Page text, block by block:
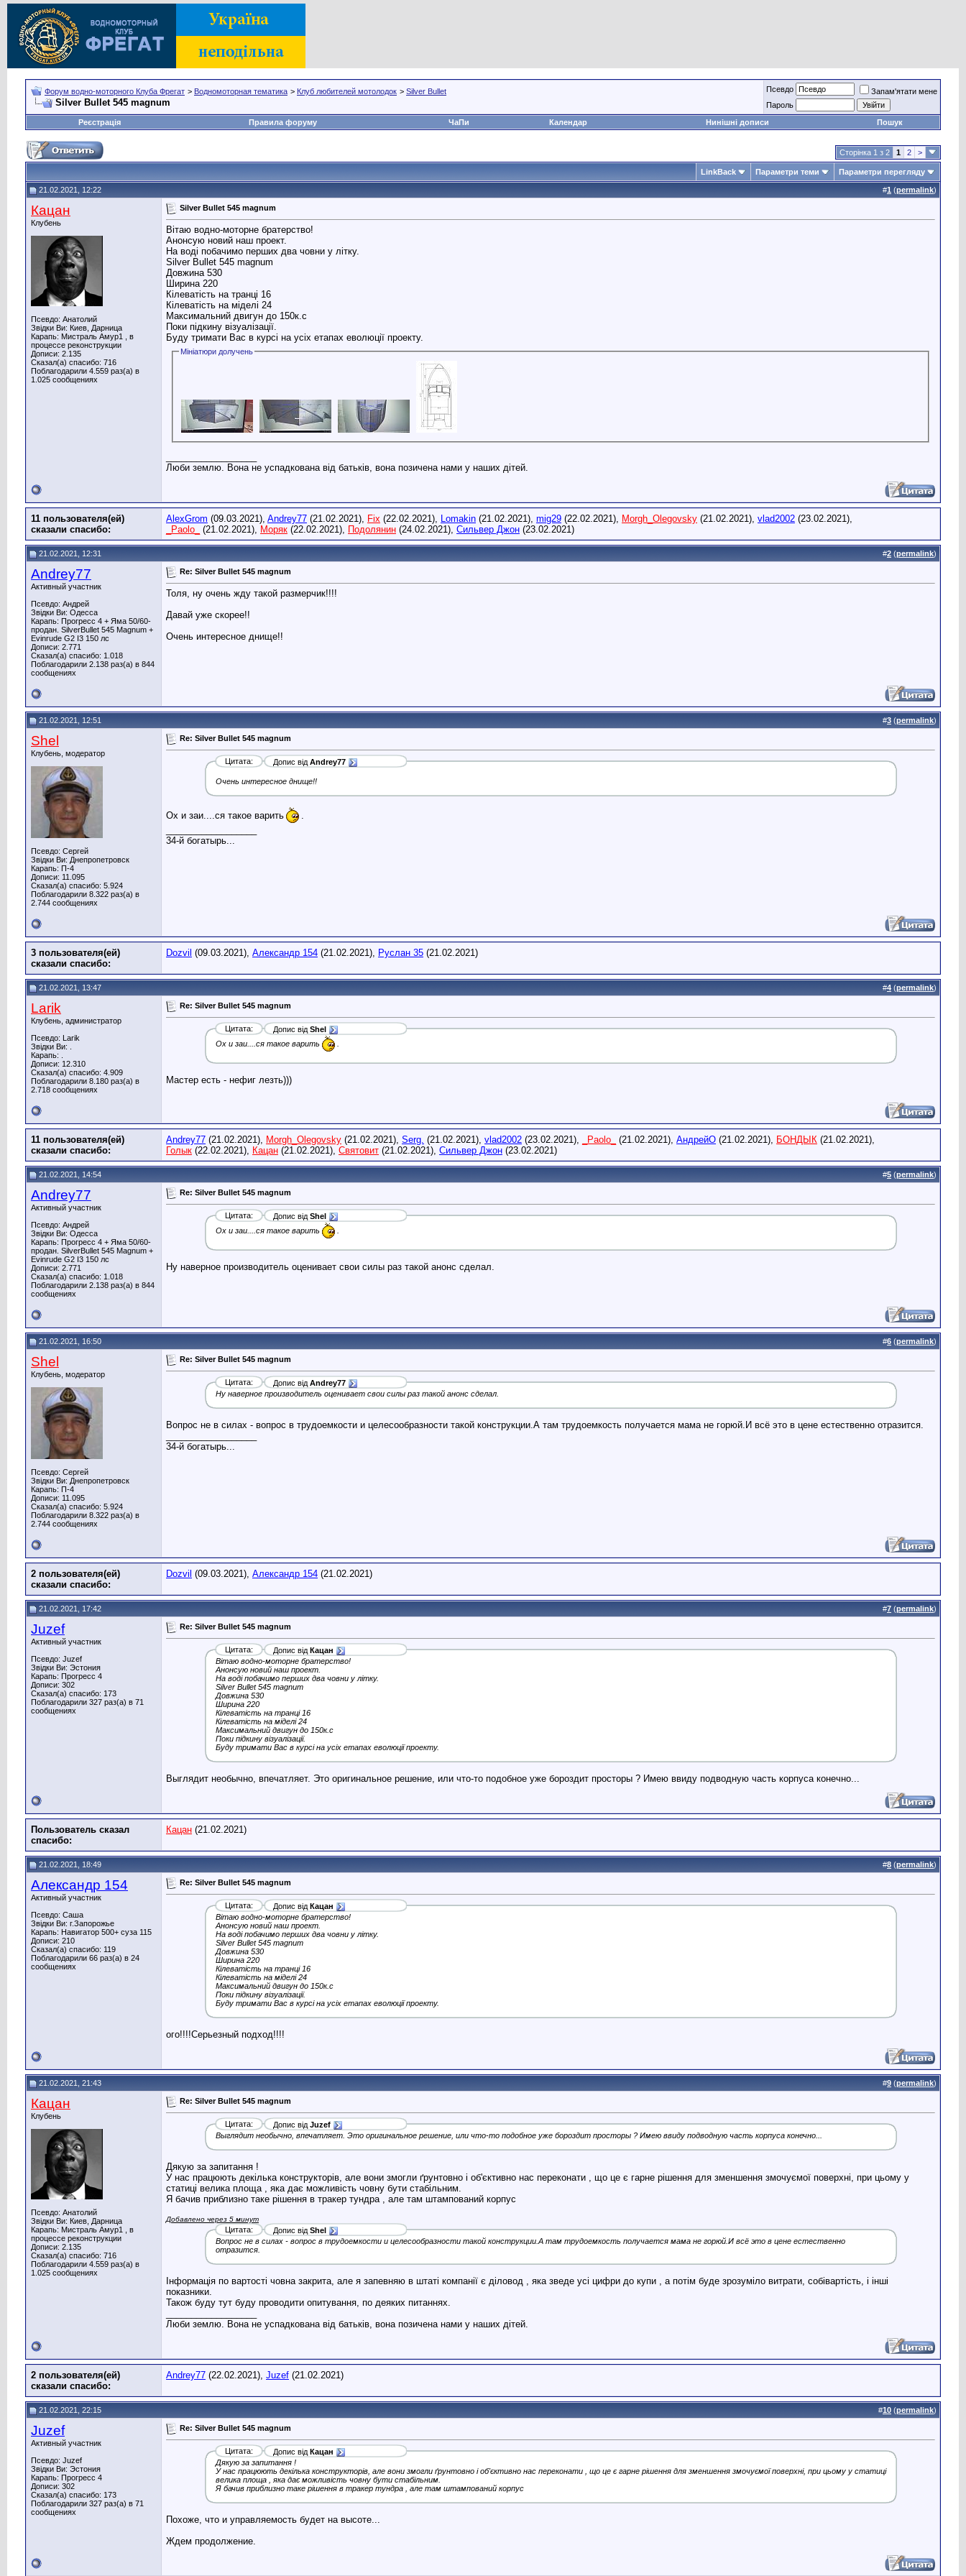
Форум водно-моторного Клуба Фрегат > Водномоторная тематика > Клуб любителей мотолодок > Silver Bullet
Silver Bullet 545 magnum
Псевдо
Запам'ятати мене
Пароль
Реєстрація
Правила форуму ЧаПи Календар Нинішні дописи Пошук
Сторінка 1 з 2 1 2 >
LinkBack Параметри теми Параметри перегляду
21.02.2021, 12:22 #1 (permalink)
Кацан
Клубень
Псевдо: Анатолий
Звідки Ви: Киев, Дарница
Карапь: Мистраль Амур1 , в
процессе реконструкции
Дописи: 2.135
Сказал(а) спасибо: 716
Поблагодарили 4.559 раз(а) в
1.025 сообщениях
Silver Bullet 545 magnum
Вітаю водно-моторне братерство!
Анонсую новий наш проект.
На воді побачимо перших два човни у літку.
Silver Bullet 545 magnum
Довжина 530
Ширина 220
Кілеватість на транці 16
Кілеватість на міделі 24
Максимальний двигун до 150к.с
Поки підкину візуалізації.
Буду тримати Вас в курсі на усіх етапах еволюції проекту.
Мініатюри долучень
Люби землю. Вона не успадкована від батьків, вона позичена нами у наших дітей.
11 пользователя(ей)
сказали cпасибо:
AlexGrom (09.03.2021), Andrey77 (21.02.2021), Fix (22.02.2021), Lomakin (21.02.2021), mig29 (22.02.2021), Morgh_Olegovsky (21.02.2021), vlad2002 (23.02.2021),
_Paolo_
(21.02.2021), Моряк (22.02.2021), Подолянин (24.02.2021), Сильвер Джон (23.02.2021)
21.02.2021, 12:31 #2 (permalink)
Andrey77
Активный участник
Псевдо: Андрей
Звідки Ви: Одесса
Карапь: Прогресс 4 + Яма 50/60-
продан. SilverBullet 545 Magnum +
Evinrude G2 І3 150 лс
Дописи: 2.771
Сказал(а) спасибо: 1.018
Поблагодарили 2.138 раз(а) в 844
сообщениях
Re: Silver Bullet 545 magnum
Толя, ну очень жду такой размерчик!!!!
Давай уже скорее!!
Очень интересное днище!!
21.02.2021, 12:51 #3 (permalink)
Shel
Клубень, модератор
Псевдо: Сергей
Звідки Ви: Днепропетровск
Карапь: П-4
Дописи: 11.095
Сказал(а) спасибо: 5.924
Поблагодарили 8.322 раз(а) в
2.744 сообщениях
Re: Silver Bullet 545 magnum
Цитата: Допис від Andrey77
Очень интересное днище!!
Ох и заи....ся такое варить
34-й богатырь...
3 пользователя(ей)
сказали cпасибо:
Dozvil (09.03.2021), Александр 154 (21.02.2021), Руслан 35 (21.02.2021)
21.02.2021, 13:47 #4 (permalink)
Larik
Клубень, администратор
Псевдо: Larik
Звідки Ви: .
Карапь: .
Дописи: 12.310
Сказал(а) спасибо: 4.909
Поблагодарили 8.180 раз(а) в
2.718 сообщениях
Re: Silver Bullet 545 magnum
Цитата: Допис від Shel
Ох и заи....ся такое варить
Мастер есть - нефиг лезть)))
11 пользователя(ей)
сказали cпасибо:
Andrey77 (21.02.2021), Morgh_Olegovsky (21.02.2021), Serg. (21.02.2021), vlad2002 (23.02.2021), _Paolo_ (21.02.2021), АндрейО (21.02.2021), БОНДЫК (21.02.2021),
Голык (22.02.2021), Кацан (21.02.2021), Святовит (21.02.2021), Сильвер Джон (23.02.2021)
21.02.2021, 14:54 #5 (permalink)
Andrey77
Активный участник
Псевдо: Андрей
Звідки Ви: Одесса
Карапь: Прогресс 4 + Яма 50/60-
продан. SilverBullet 545 Magnum +
Evinrude G2 І3 150 лс
Дописи: 2.771
Сказал(а) спасибо: 1.018
Поблагодарили 2.138 раз(а) в 844
сообщениях
Re: Silver Bullet 545 magnum
Цитата: Допис від Shel
Ох и заи....ся такое варить
Ну наверное производитель оценивает свои силы раз такой анонс сделал.
21.02.2021, 16:50 #6 (permalink)
Shel
Клубень, модератор
Псевдо: Сергей
Звідки Ви: Днепропетровск
Карапь: П-4
Дописи: 11.095
Сказал(а) спасибо: 5.924
Поблагодарили 8.322 раз(а) в
2.744 сообщениях
Re: Silver Bullet 545 magnum
Цитата: Допис від Andrey77
Ну наверное производитель оценивает свои силы раз такой анонс сделал.
Вопрос не в силах - вопрос в трудоемкости и целесообразности такой конструкции.А там трудоемкость получается мама не горюй.И всё это в цене естественно отразится.
34-й богатырь...
2 пользователя(ей)
сказали cпасибо:
Dozvil (09.03.2021), Александр 154 (21.02.2021)
21.02.2021, 17:42 #7 (permalink)
Juzef
Активный участник
Псевдо: Juzef
Звідки Ви: Эстония
Карапь: Прогресс 4
Дописи: 302
Сказал(а) спасибо: 173
Поблагодарили 327 раз(а) в 71
сообщениях
Re: Silver Bullet 545 magnum
Цитата: Допис від Кацан
Вітаю водно-моторне братерство!
Анонсую новий наш проект.
На воді побачимо перших два човни у літку.
Silver Bullet 545 magnum
Довжина 530
Ширина 220
Кілеватість на транці 16
Кілеватість на міделі 24
Максимальний двигун до 150к.с
Поки підкину візуалізації.
Буду тримати Вас в курсі на усіх етапах еволюції проекту.
Выглядит необычно, впечатляет. Это оригинальное решение, или что-то подобное уже бороздит просторы ? Имею ввиду подводную часть корпуса конечно...
Пользователь сказал
cпасибо:
Кацан (21.02.2021)
21.02.2021, 18:49 #8 (permalink)
Александр 154
Активный участник
Псевдо: Саша
Звідки Ви: г.Запорожье
Карапь: Навигатор 500+ суза 115
Дописи: 210
Сказал(а) спасибо: 119
Поблагодарили 66 раз(а) в 24
сообщениях
Re: Silver Bullet 545 magnum
Цитата: Допис від Кацан
Вітаю водно-моторне братерство!
Анонсую новий наш проект.
На воді побачимо перших два човни у літку.
Silver Bullet 545 magnum
Довжина 530
Ширина 220
Кілеватість на транці 16
Кілеватість на міделі 24
Максимальний двигун до 150к.с
Поки підкину візуалізації.
Буду тримати Вас в курсі на усіх етапах еволюції проекту.
ого!!!!Серьезный подход!!!!
21.02.2021, 21:43 #9 (permalink)
Кацан
Клубень
Псевдо: Анатолий
Звідки Ви: Киев, Дарница
Карапь: Мистраль Амур1 , в
процессе реконструкции
Дописи: 2.135
Сказал(а) спасибо: 716
Поблагодарили 4.559 раз(а) в
1.025 сообщениях
Re: Silver Bullet 545 magnum
Цитата: Допис від Juzef
Выглядит необычно, впечатляет. Это оригинальное решение, или что-то подобное уже бороздит просторы ? Имею ввиду подводную часть корпуса конечно...
Дякую за запитання !
У нас працюють декілька конструкторів, але вони змогли ґрунтовно і об'єктивно нас переконати , що це є гарне рішення для зменшення змочуємої поверхні, при цьому у
статиці велика площа , яка дає можливість човну бути стабільним.
Я бачив приблизно таке рішення в тракер тундра , але там штампований корпус
Добавлено через 5 минут
Цитата: Допис від Shel
Вопрос не в силах - вопрос в трудоемкости и целесообразности такой конструкции.А там трудоемкость получается мама не горюй.И всё это в цене естественно
отразится.
Інформація по вартості човна закрита, але я запевняю в штаті компанії є діловод , яка зведе усі цифри до купи , а потім буде зрозуміло витрати, собівартість, і інші
показники.
Також буду тут буду проводити опитування, по деяких питаннях.
Люби землю. Вона не успадкована від батьків, вона позичена нами у наших дітей.
2 пользователя(ей)
сказали cпасибо:
Andrey77 (22.02.2021), Juzef (21.02.2021)
21.02.2021, 22:15 #10 (permalink)
Juzef
Активный участник
Псевдо: Juzef
Звідки Ви: Эстония
Карапь: Прогресс 4
Дописи: 302
Сказал(а) спасибо: 173
Поблагодарили 327 раз(а) в 71
сообщениях
Re: Silver Bullet 545 magnum
Цитата: Допис від Кацан
Дякую за запитання !
У нас працюють декілька конструкторів, але вони змогли ґрунтовно і об'єктивно нас переконати , що це є гарне рішення для зменшення змочуємої поверхні, при цьому у статиці
велика площа , яка дає можливість човну бути стабільним.
Я бачив приблизно таке рішення в тракер тундра , але там штампований корпус
Похоже, что и управляемость будет на высоте...
Ждем продолжение.